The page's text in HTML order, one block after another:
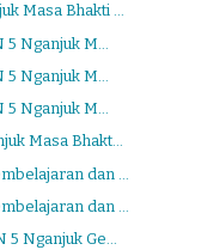
Masa Bhakti ...
Nganjuk M...
Nganjuk M...
5 Nganjuk M...
Masa Bhakt...
dan ...
dan ...
5 Nganjuk Ge...